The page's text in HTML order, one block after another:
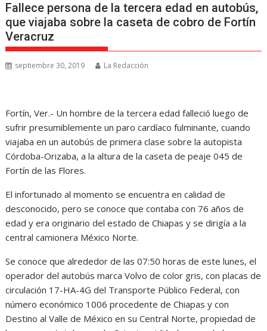
Fallece persona de la tercera edad en autobús,
que viajaba sobre la caseta de cobro de Fortín
Veracruz
septiembre 30, 2019 La Redacción
Fortín, Ver.- Un hombre de la tercera edad falleció luego de
sufrir presumiblemente un paro cardíaco fulminante, cuando
viajaba en un autobús de primera clase sobre la autopista
Córdoba-Orizaba, a la altura de la caseta de peaje 045 de
Fortín de las Flores.
El infortunado al momento se encuentra en calidad de
desconocido, pero se conoce que contaba con 76 años de
edad y era originario del estado de Chiapas y se dirigía a la
central camionera México Norte.
Se conoce que alrededor de las 07:50 horas de este lunes, el
operador del autobús marca Volvo de color gris, con placas de
circulación 17-HA-4G del Transporte Público Federal, con
número económico 1006 procedente de Chiapas y con
Destino al Valle de México en su Central Norte, propiedad de